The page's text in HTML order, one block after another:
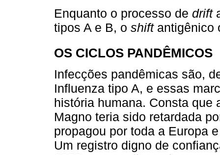
Enquanto o processo de drift
tipos A e B, o shiftantigênico
OS CICLOS PANDÊMICOS
Infecções pandêmicas são,
Influenza tipo A, e essas
história humana. Consta que
Magno teria sido retardada
propagou por toda a Europa
Um registro digno de